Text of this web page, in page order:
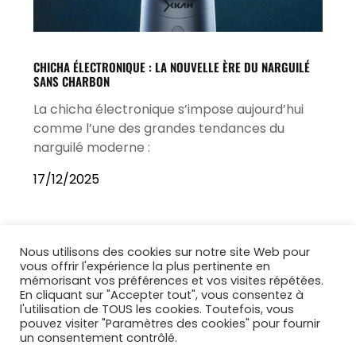
CHICHA ÉLECTRONIQUE : LA NOUVELLE ÈRE DU NARGUILÉ
SANS CHARBON
La chicha électronique s’impose aujourd’hui
comme l’une des grandes tendances du
narguilé moderne :
17/12/2025
Nous utilisons des cookies sur notre site Web pour
vous offrir l'expérience la plus pertinente en
mémorisant vos préférences et vos visites répétées.
En cliquant sur "Accepter tout", vous consentez à
l'utilisation de TOUS les cookies. Toutefois, vous
pouvez visiter "Paramètres des cookies" pour fournir
un consentement contrôlé.